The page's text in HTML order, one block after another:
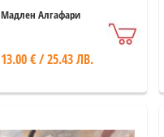
Мадлен Алгафари
13.00 € / 25.43 ЛВ.